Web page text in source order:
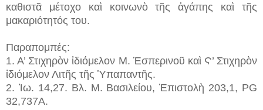
καθιστᾶ μέτοχο καὶ κοινωνὸ τῆς ἀγάπης καὶ τῆς
μακαριότητός του.
Παραπομπές:
1. Α’ Στιχηρὸν ἰδιόμελον Μ. Ἑσπερινοῦ καὶ Ϛ’ Στιχηρὸν
ἰδιόμελον Λιτῆς τῆς Ὑπαπαντῆς.
2. Ἰω. 14,27. Bλ. M. Βασιλείου, Ἐπιστολὴ 203,1, PG
32,737A.